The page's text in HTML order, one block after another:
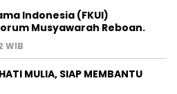
Indonesia (FKUI)
Musyawarah Reboan.
WIB
MULIA, SIAP MEMBANTU